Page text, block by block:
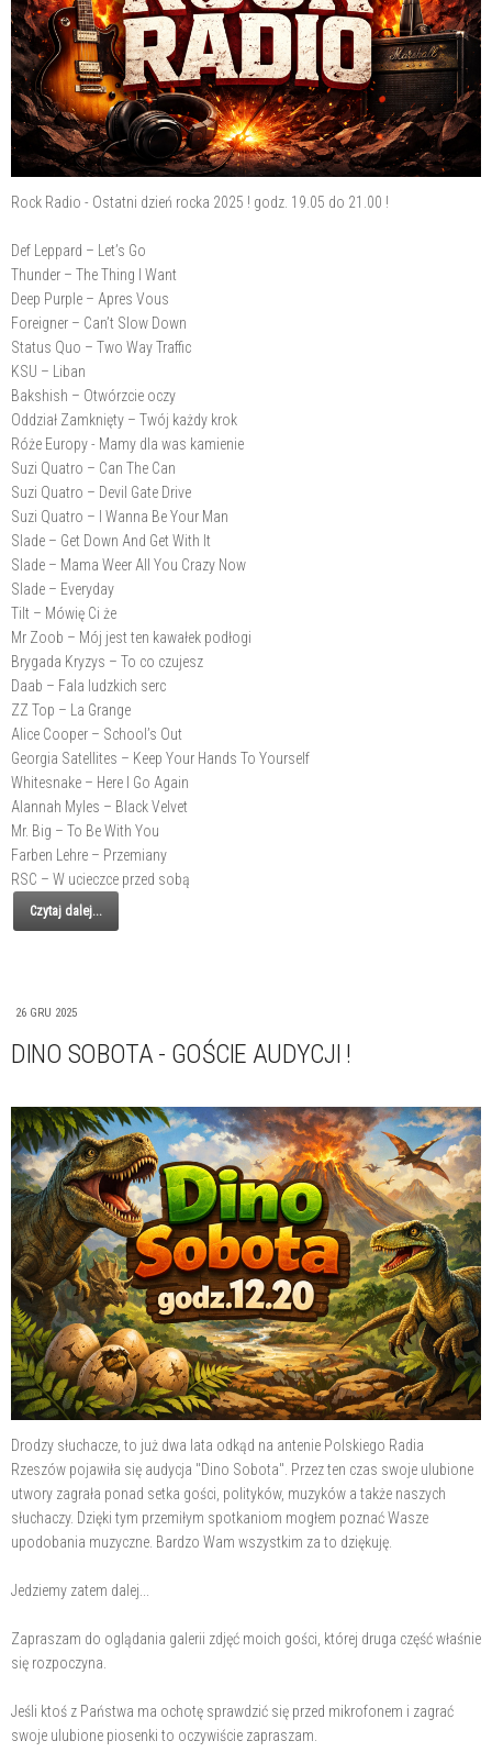
Rock Radio - Ostatni dzień rocka 2025 ! godz. 19.05 do 21.00 !
Def Leppard – Let’s Go
Thunder – The Thing I Want
Deep Purple – Apres Vous
Foreigner – Can’t Slow Down
Status Quo – Two Way Traffic
KSU – Liban
Bakshish – Otwórzcie oczy
Oddział Zamknięty – Twój każdy krok
Róże Europy - Mamy dla was kamienie
Suzi Quatro – Can The Can
Suzi Quatro – Devil Gate Drive
Suzi Quatro – I Wanna Be Your Man
Slade – Get Down And Get With It
Slade – Mama Weer All You Crazy Now
Slade – Everyday
Tilt – Mówię Ci że
Mr Zoob – Mój jest ten kawałek podłogi
Brygada Kryzys – To co czujesz
Daab – Fala ludzkich serc
ZZ Top – La Grange
Alice Cooper – School’s Out
Georgia Satellites – Keep Your Hands To Yourself
Whitesnake – Here I Go Again
Alannah Myles – Black Velvet
Mr. Big – To Be With You
Farben Lehre – Przemiany
RSC – W ucieczce przed sobą
Czytaj dalej...
26 GRU 2025
DINO SOBOTA - GOŚCIE AUDYCJI !
Drodzy słuchacze, to już dwa lata odkąd na antenie Polskiego Radia
Rzeszów pojawiła się audycja "Dino Sobota". Przez ten czas swoje ulubione
utwory zagrała ponad setka gości, polityków, muzyków a także naszych
słuchaczy. Dzięki tym przemiłym spotkaniom mogłem poznać Wasze
upodobania muzyczne. Bardzo Wam wszystkim za to dziękuję.
Jedziemy zatem dalej...
Zapraszam do oglądania galerii zdjęć moich gości, której druga część właśnie
się rozpoczyna.
Jeśli ktoś z Państwa ma ochotę sprawdzić się przed mikrofonem i zagrać
swoje ulubione piosenki to oczywiście zapraszam.